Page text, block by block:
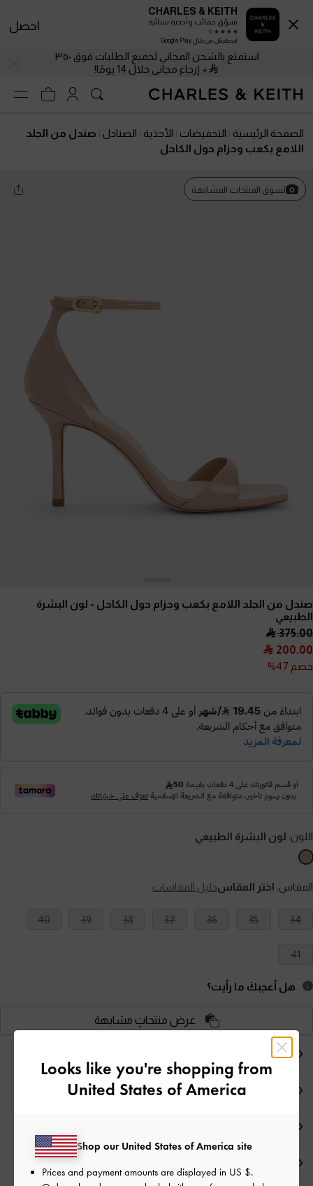
استمتع بالشحن المجاني لجميع الطلبات فوق ٣٥٠
+ إرجاع مجاني خلال 14 يومًا!
الصفحة الرئيسية التخفيضات الأحذية الصنادل
صندل من الجلد
اللامع بكعب وحزام حول الكاحل
تسوق المنتجات المشابهة
صندل من الجلد اللامع بكعب وحزام حول الكاحل - لون البشرة
الطبيعي
375.00
200.00
خصم 47%
اللون: لون البشرة الطبيعي
المقاس: اختر المقاسدليل المقاسات
34
35
36
37
38
39
40
41
هل أعجبكَ ما رأيت؟
عرض منتجاتٍ مشابهة
ملاحظات المحرر
تفاصيل المنتج
CHARLES & KEITH
تسوّق حقائب وأحذية نسائية
احصلحمّل من خلال Google Play
احصل
Looks like you're shopping from
United States of America
Shop our United States of America site
Prices and payment amounts are displayed in US $.